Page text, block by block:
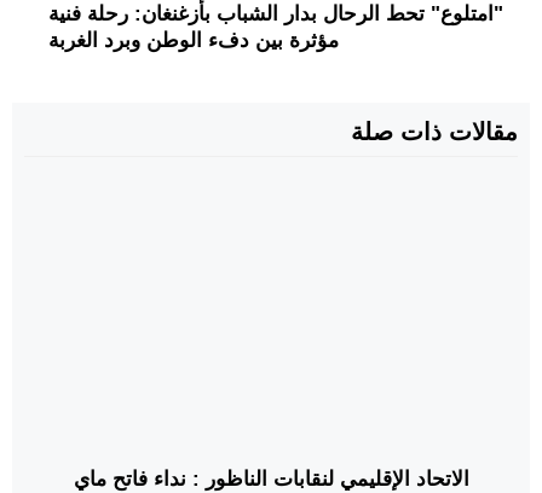
"امتلوع" تحط الرحال بدار الشباب بأزغنغان: رحلة فنية
مؤثرة بين دفء الوطن وبرد الغربة
مقالات ذات صلة
الاتحاد الإقليمي لنقابات الناظور : نداء فاتح ماي